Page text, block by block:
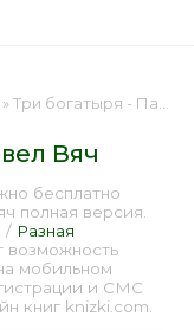
» Три богатыря - Павел Вяч 📕 - Книга онлайн бесплатно
Вяч
бесплатно
полная версия.
/ Разная
возможность
мобильном
и СМС
книг knizki.com.